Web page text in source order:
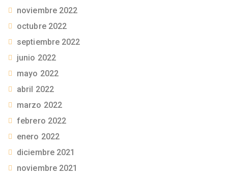
noviembre 2022
octubre 2022
septiembre 2022
junio 2022
mayo 2022
abril 2022
marzo 2022
febrero 2022
enero 2022
diciembre 2021
noviembre 2021